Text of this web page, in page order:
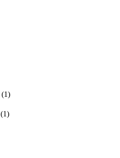
(1)
(1)